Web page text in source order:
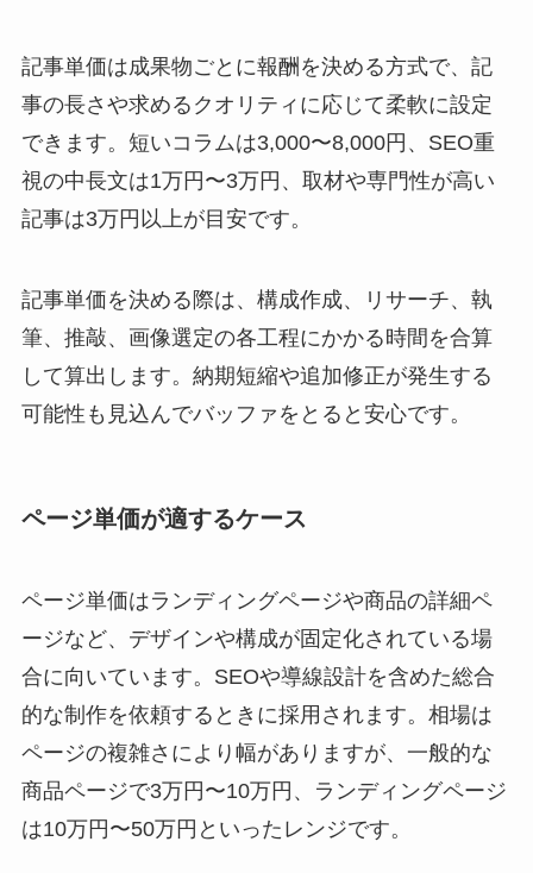
記事単価は成果物ごとに報酬を決める方式で、記
事の長さや求めるクオリティに応じて柔軟に設定
できます。短いコラムは3,000〜8,000円、SEO重
視の中長文は1万円〜3万円、取材や専門性が高い
記事は3万円以上が目安です。
記事単価を決める際は、構成作成、リサーチ、執
筆、推敲、画像選定の各工程にかかる時間を合算
して算出します。納期短縮や追加修正が発生する
可能性も見込んでバッファをとると安心です。
ページ単価が適するケース
ページ単価はランディングページや商品の詳細ペ
ージなど、デザインや構成が固定化されている場
合に向いています。SEOや導線設計を含めた総合
的な制作を依頼するときに採用されます。相場は
ページの複雑さにより幅がありますが、一般的な
商品ページで3万円〜10万円、ランディングページ
は10万円〜50万円といったレンジです。